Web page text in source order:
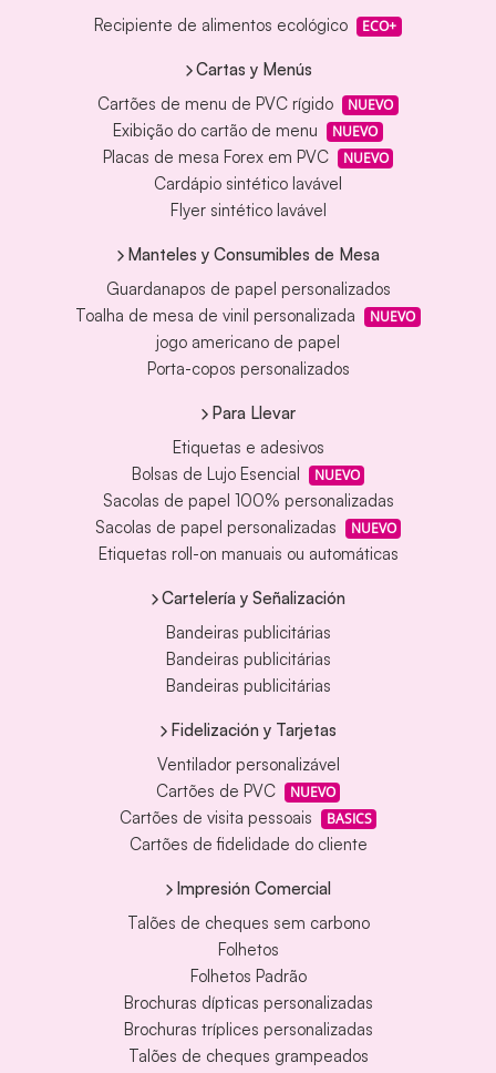
Recipiente de alimentos ecológico
ECO+
Cartas y Menús
Cartões de menu de PVC rígido
NUEVO
Exibição do cartão de menu NUEVO
Placas de mesa Forex em PVC NUEVO
Cardápio sintético lavável
Flyer sintético lavável
Manteles y Consumibles de Mesa
Guardanapos de papel personalizados
Toalha de mesa de vinil personalizada
NUEVO
jogo americano de papel
Porta-copos personalizados
Para Llevar
Etiquetas e adesivos
Bolsas de Lujo Esencial
NUEVO
Sacolas de papel 100% personalizadas
Sacolas de papel personalizadas
NUEVO
Etiquetas roll-on manuais ou automáticas
Cartelería y Señalización
Bandeiras publicitárias
Bandeiras publicitárias
Bandeiras publicitárias
Fidelización y Tarjetas
Ventilador personalizável
Cartões de PVC
NUEVO
Cartões de visita pessoais BASICS
Cartões de fidelidade do cliente
Impresión Comercial
Talões de cheques sem carbono
Folhetos
Folhetos Padrão
Brochuras dípticas personalizadas
Brochuras tríplices personalizadas
Talões de cheques grampeados